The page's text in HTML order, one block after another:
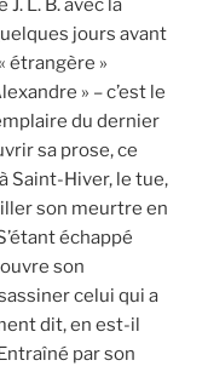
L. B. avec la
jours avant
étrangère »
» – c’est le
du dernier
sa prose, ce
Saint-Hiver, le tue,
son meurtre en
échappé
son
celui qui a
dit, en est-il
par son